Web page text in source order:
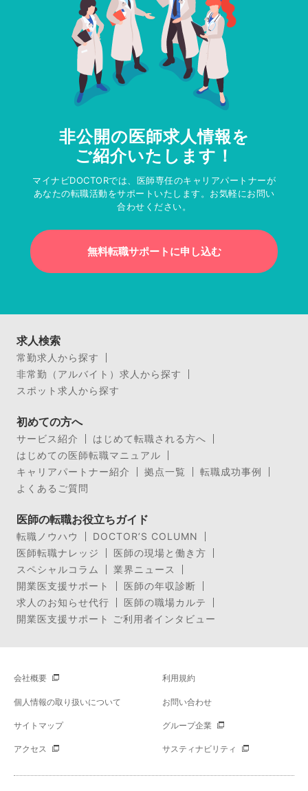
非公開の医師求人情報を
ご紹介いたします！
マイナビDOCTORでは、医師専任のキャリアパートナーが
あなたの転職活動をサポートいたします。お気軽にお問い
合わせください。
無料転職サポートに申し込む
求人検索
常勤求人から探す
非常勤（アルバイト）求人から探す
スポット求人から探す
初めての方へ
サービス紹介
はじめて転職される方へ
はじめての医師転職マニュアル
キャリアパートナー紹介
拠点一覧
転職成功事例
よくあるご質問
医師の転職お役立ちガイド
転職ノウハウ
DOCTOR’S COLUMN
医師転職ナレッジ
医師の現場と働き方
スペシャルコラム
業界ニュース
開業医支援サポート
医師の年収診断
求人のお知らせ代行
医師の職場カルテ
開業医支援サポート ご利用者インタビュー
会社概要 利用規約
個人情報の取り扱いについて お問い合わせ
サイトマップ グループ企業
アクセス サスティナビリティ